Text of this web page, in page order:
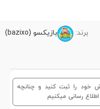
برند: بازیکسو (bazixo)
خود را ثبت کنید و چنانچه
رسانی میکنیم